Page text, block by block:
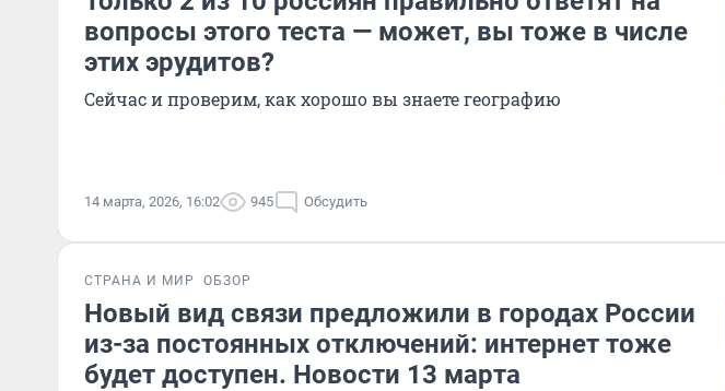
вопросы этого теста — может, вы тоже в числе
этих эрудитов?
Сейчас и проверим, как хорошо вы знаете географию
14 марта, 2026, 16:02 945 Обсудить
СТРАНА И МИР ОБЗОР
Новый вид связи предложили в городах России
из-за постоянных отключений: интернет тоже
будет доступен. Новости 13 марта